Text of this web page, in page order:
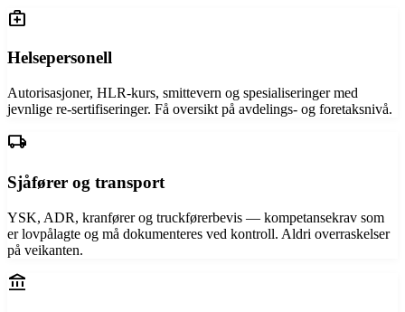
medical_services
Helsepersonell
Autorisasjoner, HLR-kurs, smittevern og spesialiseringer med
jevnlige re-sertifiseringer. Få oversikt på avdelings- og foretaksnivå.
local_shipping
Sjåfører og transport
YSK, ADR, kranfører og truckførerbevis — kompetansekrav som
er lovpålagte og må dokumenteres ved kontroll. Aldri overraskelser
på veikanten.
account_balance